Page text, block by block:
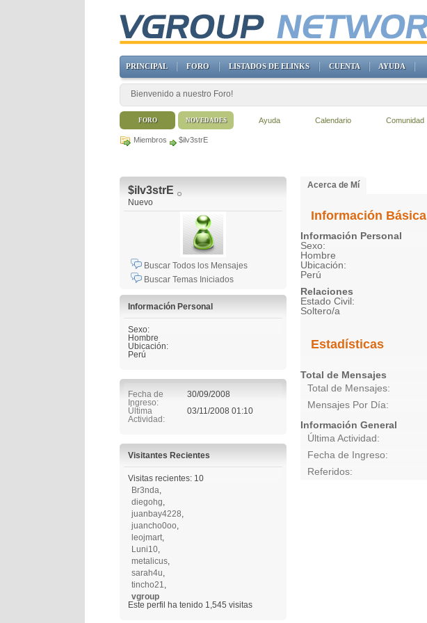
Miembros $ilv3strE
$ilv3strE
Nuevo
Buscar Todos los Mensajes
Buscar Temas Iniciados
Información Personal
Sexo:
Hombre
Ubicación:
Perú
Fecha de
Ingreso
30/09/2008
Última
Actividad
03/11/2008 01:10
Visitantes Recientes
Visitas recientes: 10
Br3nda
diegohg
juanbay4228
juancho0oo
leojmart
Luni10
metalicus
sarah4u
tincho21
vgroup
Este perfil ha tenido 1,545 visitas
Acerca de Mí
Información Básica
Información Personal
Sexo:
Hombre
Ubicación:
Perú
Relaciones
Estado Civil:
Soltero/a
Estadísticas
Total de Mensajes
Total de Mensajes
Mensajes Por Día
Información General
Última Actividad
Fecha de Ingreso
Referidos
PRINCIPAL FORO LISTADOS DE ELINKS CUENTA AYUDA
Bienvenido a nuestro Foro!
FORO Ayuda Calendario Comunidad
NOVEDADES